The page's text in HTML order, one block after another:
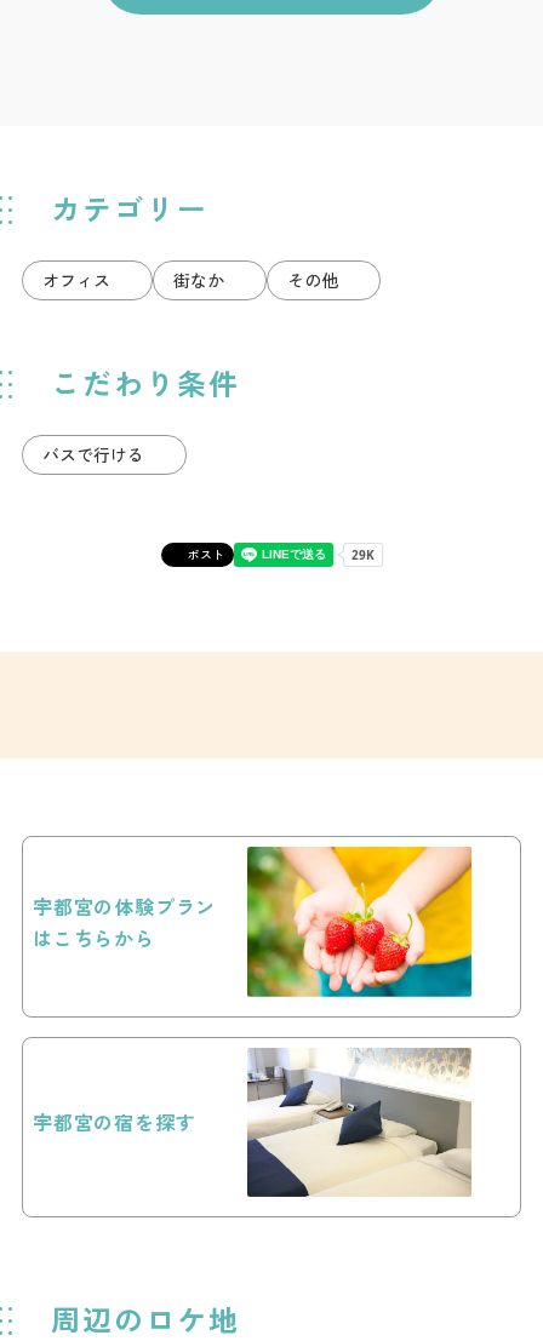
カテゴリー
オフィス 街なか その他
こだわり条件
バスで行ける
ポスト
宇都宮の体験プラン
はこちらから
宇都宮の宿を探す
周辺のロケ地